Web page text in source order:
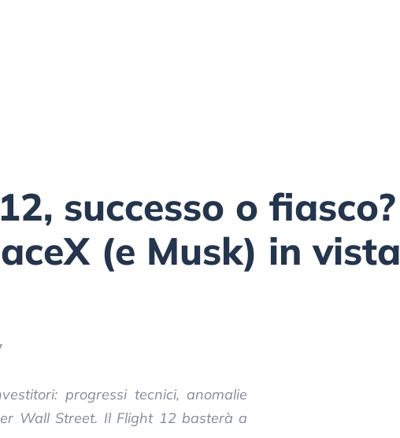
successo o fiasco?
(e Musk) in vista
progressi tecnici, anomalie
Wall Street. Il Flight 12 basterà a